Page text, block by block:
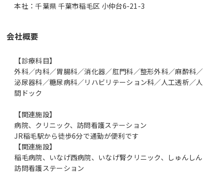
本社：千葉県 千葉市稲毛区 小仲台6-21-3
会社概要
【診療科目】
外科／内科／胃腸科／消化器／肛門科／整形外科／麻酔科／
泌尿器科／糖尿病科／リハビリテーション科／人工透析／人
間ドック
【関連施設】
病院、クリニック、訪問看護ステーション
JR稲毛駅から徒歩6分で通勤が便利です
【関連施設】
稲毛病院、いなげ西病院、いなげ腎クリニック、しゅんしん
訪問看護ステーション